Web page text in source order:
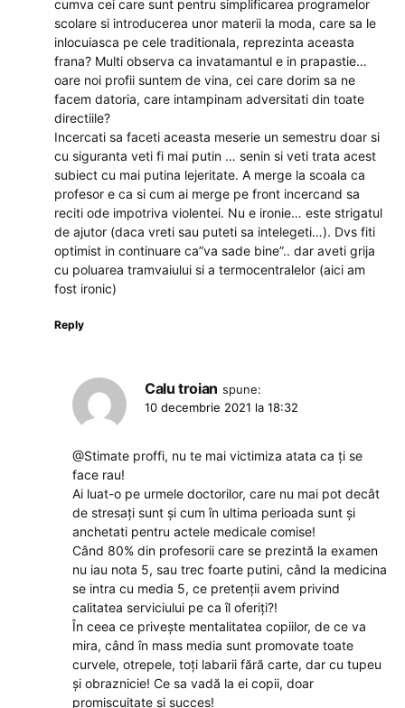
cumva cei care sunt pentru simplificarea programelor
scolare si introducerea unor materii la moda, care sa le
inlocuiasca pe cele traditionala, reprezinta aceasta
frana? Multi observa ca invatamantul e in prapastie…
oare noi profii suntem de vina, cei care dorim sa ne
facem datoria, care intampinam adversitati din toate
directiile?
Incercati sa faceti aceasta meserie un semestru doar si
cu siguranta veti fi mai putin … senin si veti trata acest
subiect cu mai putina lejeritate. A merge la scoala ca
profesor e ca si cum ai merge pe front incercand sa
reciti ode impotriva violentei. Nu e ironie… este strigatul
de ajutor (daca vreti sau puteti sa intelegeti…). Dvs fiti
optimist in continuare ca”va sade bine”.. dar aveti grija
cu poluarea tramvaiului si a termocentralelor (aici am
fost ironic)
Reply
Calu troian spune:
10 decembrie 2021 la 18:32
@Stimate proffi, nu te mai victimiza atata ca ți se
face rau!
Ai luat-o pe urmele doctorilor, care nu mai pot decât
de stresați sunt și cum în ultima perioada sunt și
anchetati pentru actele medicale comise!
Când 80% din profesorii care se prezintă la examen
nu iau nota 5, sau trec foarte putini, când la medicina
se intra cu media 5, ce pretenții avem privind
calitatea serviciului pe ca îl oferiți?!
În ceea ce privește mentalitatea copiilor, de ce va
mira, când în mass media sunt promovate toate
curvele, otrepele, toți labarii fără carte, dar cu tupeu
și obraznicie! Ce sa vadă la ei copii, doar
promiscuitate și succes!